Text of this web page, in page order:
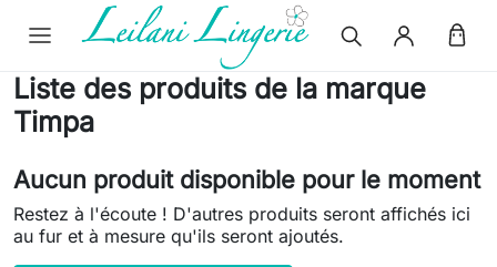
Liste des produits de la marque
Timpa
Aucun produit disponible pour le moment
Restez à l'écoute ! D'autres produits seront affichés ici
au fur et à mesure qu'ils seront ajoutés.